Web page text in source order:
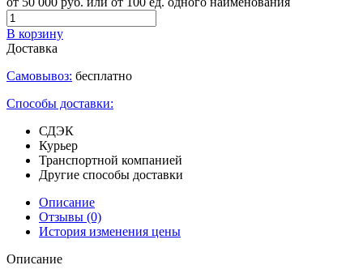
В корзину
Доставка
Самовывоз: бесплатно
Способы доставки:
СДЭК
Курьер
Транспортной компанией
Другие способы доставки
Описание
Отзывы (0)
История изменения цены
Описание